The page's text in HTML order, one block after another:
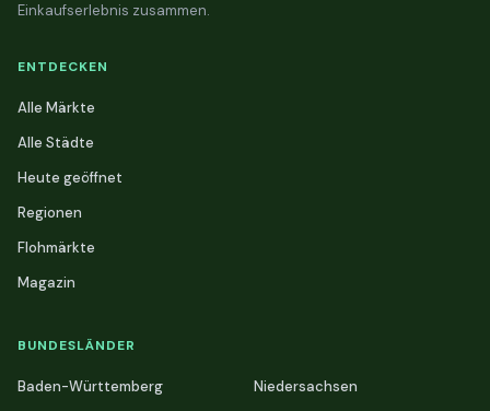
Einkaufserlebnis zusammen.
ENTDECKEN
Alle Märkte
Alle Städte
Heute geöffnet
Regionen
Flohmärkte
Magazin
BUNDESLÄNDER
Baden-Württemberg
Niedersachsen